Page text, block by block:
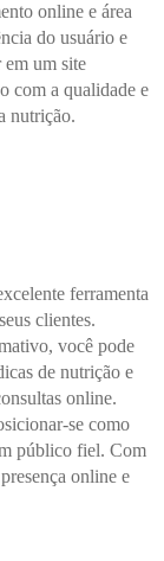
online e área
do usuário e
em um site
com a qualidade e
nutrição.
ferramenta
clientes.
você pode
de nutrição e
online.
se como
público fiel. Com
online e